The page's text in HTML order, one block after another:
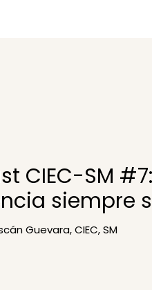
CIEC-SM
siempre
Guevara, CIEC, SM